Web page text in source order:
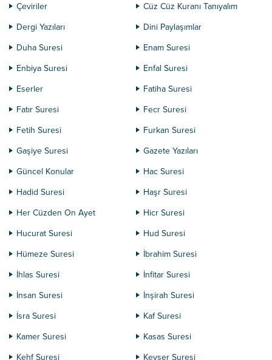
Çeviriler
Cüz Cüz Kuranı Tanıyalım
Dergi Yazıları
Dini Paylaşımlar
Duha Suresi
Enam Suresi
Enbiya Suresi
Enfal Suresi
Eserler
Fatiha Suresi
Fatır Suresi
Fecr Suresi
Fetih Suresi
Furkan Suresi
Gaşiye Suresi
Gazete Yazıları
Güncel Konular
Hac Suresi
Hadid Suresi
Haşr Suresi
Her Cüzden On Ayet
Hicr Suresi
Hucurat Suresi
Hud Suresi
Hümeze Suresi
İbrahim Suresi
İhlas Suresi
İnfitar Suresi
İnsan Suresi
İnşirah Suresi
İsra Suresi
Kaf Suresi
Kamer Suresi
Kasas Suresi
Kehf Suresi
Kevser Suresi